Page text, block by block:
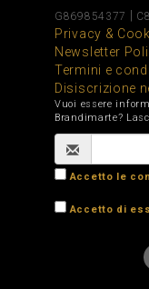
G869854377
Privacy &
Newsletter
Termini e
Disiscrizione
Vuoi essere
Brandimarte?
Accetto le
Accetto di